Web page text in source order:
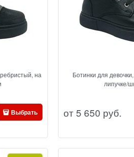
на
Выбрать
Ботинки для
липучке/
от5 650 руб.